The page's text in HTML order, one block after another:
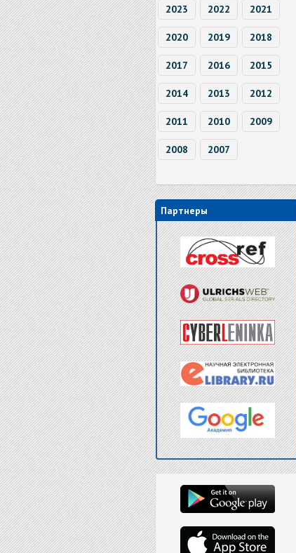
2023 2022 2021
2020 2019 2018
2017 2016 2015
2014 2013 2012
2011 2010 2009
2008 2007
Партнеры